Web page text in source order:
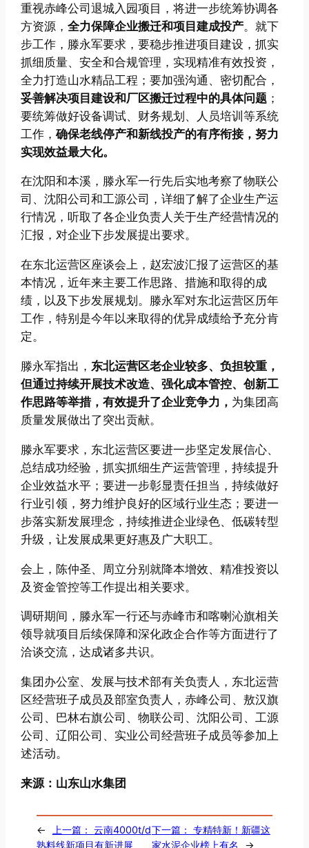
重视赤峰公司退城入园项目，将进一步统筹协调各
方资源，全力保障企业搬迁和项目建成投产。就下
步工作，滕永军要求，要稳步推进项目建设，抓实
抓细质量、安全和合规管理，实现精准有效投资，
全力打造山水精品工程；要加强沟通、密切配合，
妥善解决项目建设和厂区搬迁过程中的具体问题 ；
要统筹做好设备调试、财务规划、人员培训等系统
工作，确保老线停产和新线投产的有序衔接，努力
实现效益最大化。
在沈阳和本溪，滕永军一行先后实地考察了物联公
司、沈阳公司和工源公司，详细了解了企业生产运
行情况，听取了各企业负责人关于生产经营情况的
汇报，对企业下步发展提出要求。
在东北运营区座谈会上，赵宏波汇报了运营区的基
本情况，近年来主要工作思路、措施和取得的成
绩，以及下步发展规划。滕永军对东北运营区历年
工作，特别是今年以来取得的优异成绩给予充分肯
定。
滕永军指出， 东北运营区老企业较多、负担较重，
但通过持续开展技术改造、强化成本管控、创新工
作思路等举措，有效提升了企业竞争力， 为集团高
质量发展做出了突出贡献。
滕永军要求，东北运营区要进一步坚定发展信心、
总结成功经验，抓实抓细生产运营管理，持续提升
企业效益水平；要进一步彰显责任担当，持续做好
行业引领，努力维护良好的区域行业生态；要进一
步落实新发展理念，持续推进企业绿色、低碳转型
升级，让发展成果更好惠及广大职工。
会上，陈仲圣、周立分别就降本增效、精准投资以
及资金管控等工作提出相关要求。
调研期间，滕永军一行还与赤峰市和喀喇沁旗相关
领导就项目后续保障和深化政企合作等方面进行了
洽谈交流，达成诸多共识。
集团办公室、发展与技术部有关负责人，东北运营
区经营班子成员及部室负责人，赤峰公司、敖汉旗
公司、巴林右旗公司、物联公司、沈阳公司、工源
公司、辽阳公司、实业公司经营班子成员等参加上
述活动。
来源：山东山水集团
← 上一篇： 云南4000t/d
熟料线新项目有新进展
下一篇： 专精特新！新疆这
家水泥企业榜上有名
→